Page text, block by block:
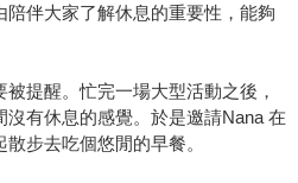
伴大家了解休息的重要性，能夠
提醒。忙完一場大型活動之後，
有休息的感覺。於是邀請Nana 在
步去吃個悠閒的早餐。